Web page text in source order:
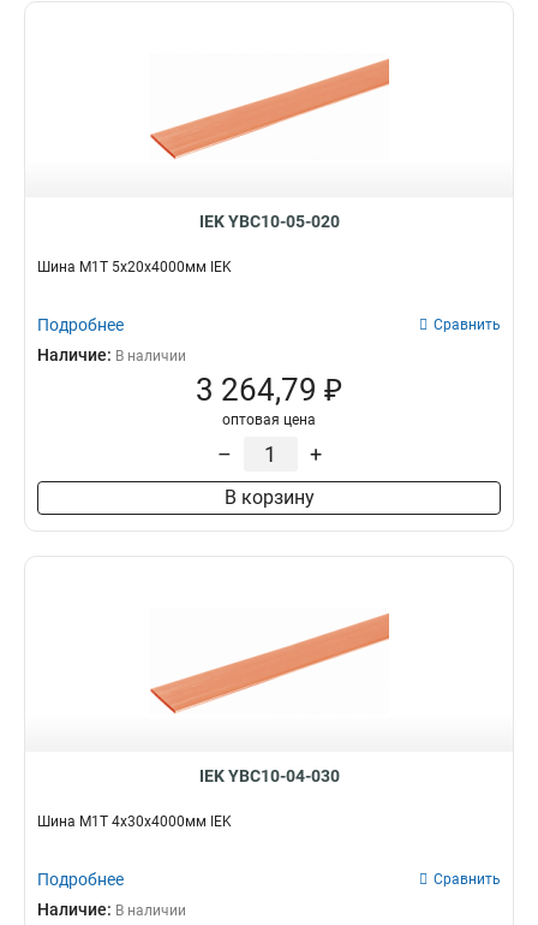
IEK YBC10-05-020
Шина М1Т 5х20х4000мм IEK
Подробнее Сравнить
Наличие: В наличии
3 264,79 ₽
оптовая цена
– +
В корзину
IEK YBC10-04-030
Шина М1Т 4х30х4000мм IEK
Подробнее Сравнить
Наличие: В наличии